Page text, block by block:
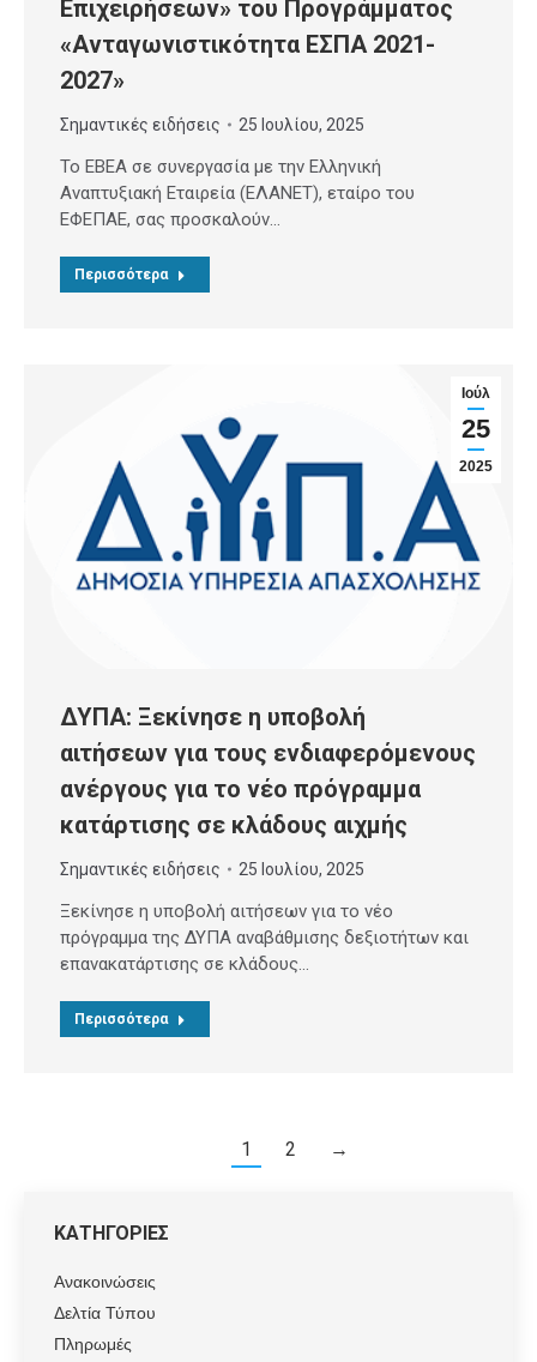
Επιχειρήσεων» του Προγράμματος
«Ανταγωνιστικότητα ΕΣΠΑ 2021-
2027»
Σημαντικές ειδήσεις 25 Ιουλίου, 2025
Το EBEA σε συνεργασία με την Ελληνική
Αναπτυξιακή Εταιρεία (ΕΛΑΝΕΤ), εταίρο του
ΕΦΕΠΑΕ, σας προσκαλούν…
Περισσότερα
Ιούλ
25
2025
ΔΥΠΑ: Ξεκίνησε η υποβολή
αιτήσεων για τους ενδιαφερόμενους
ανέργους για το νέο πρόγραμμα
κατάρτισης σε κλάδους αιχμής
Σημαντικές ειδήσεις 25 Ιουλίου, 2025
Ξεκίνησε η υποβολή αιτήσεων για το νέο
πρόγραμμα της ΔΥΠΑ αναβάθμισης δεξιοτήτων και
επανακατάρτισης σε κλάδους…
Περισσότερα
1 2 →
ΚΑΤΗΓΟΡΙΕΣ
Ανακοινώσεις
Δελτία Τύπου
Πληρωμές